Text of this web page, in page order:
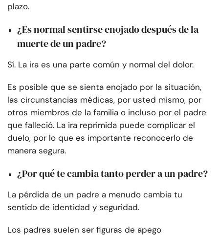
plazo.
¿Es normal sentirse enojado después de la
muerte de un padre?
Sí. La ira es una parte común y normal del dolor.
Es posible que se sienta enojado por la situación,
las circunstancias médicas, por usted mismo, por
otros miembros de la familia o incluso por el padre
que falleció. La ira reprimida puede complicar el
duelo, por lo que es importante reconocerlo de
manera segura.
¿Por qué te cambia tanto perder a un padre?
La pérdida de un padre a menudo cambia tu
sentido de identidad y seguridad.
Los padres suelen ser figuras de apego